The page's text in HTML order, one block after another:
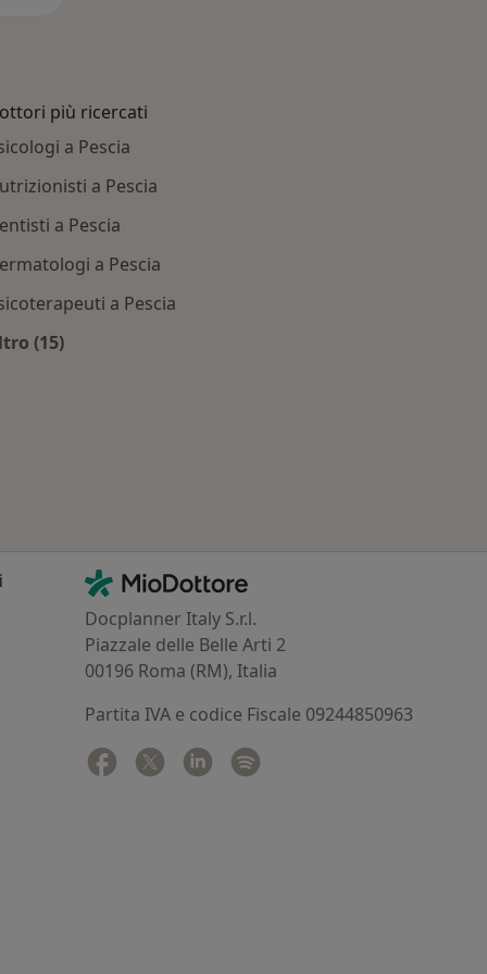
più ricercati
a Pescia
a Pescia
a Pescia
a Pescia
a Pescia
(15)
Contatti
MioDottore - Homepage
Docplanner Italy S.r.l.
Piazzale delle Belle Arti 2
00196 Roma (RM), Italia
Partita IVA e codice Fiscale 09244850963
Facebook
si apre in una nuova scheda
Twitter
si apre in una nuova scheda
Linkedin
si apre in una nuova scheda